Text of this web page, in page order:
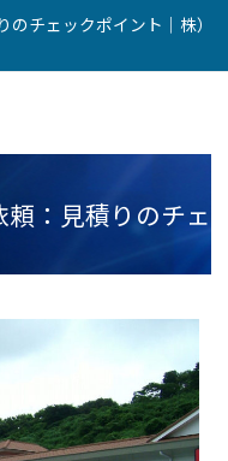
チェックポイント｜株）
：見積りのチェ